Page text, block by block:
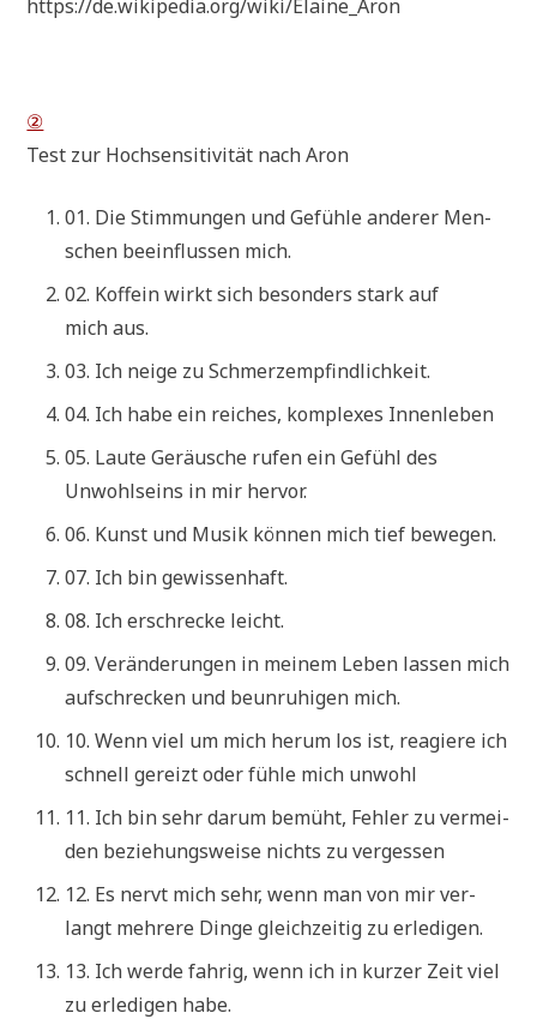
https://de.wikipedia.org/wiki/Elaine_Aron
②
Test zur Hoch­sen­si­ti­vi­tät nach Aron
01. Die Stim­mun­gen und Gefüh­le ande­rer Men­
schen beein­flus­sen mich.
02. Kof­fe­in wirkt sich beson­ders stark auf
mich aus.
03. Ich nei­ge zu Schmerzempfindlichkeit.
04. Ich habe ein rei­ches, kom­ple­xes Innenleben
05. Lau­te Geräu­sche rufen ein Gefühl des
Unwohl­seins in mir hervor.
06. Kunst und Musik kön­nen mich tief bewegen.
07. Ich bin gewissenhaft.
08. Ich erschrecke leicht.
09. Ver­än­de­run­gen in mei­nem Leben las­sen mich
auf­schrecken und beun­ru­hi­gen mich.
10. Wenn viel um mich her­um los ist, reagie­re ich
schnell gereizt oder füh­le mich unwohl
11. Ich bin sehr dar­um bemüht, Feh­ler zu ver­mei­
den bezie­hungs­wei­se nichts zu vergessen
12. Es nervt mich sehr, wenn man von mir ver­
langt meh­re­re Din­ge gleich­zei­tig zu erledigen.
13. Ich wer­de fah­rig, wenn ich in kur­zer Zeit viel
zu erle­di­gen habe.